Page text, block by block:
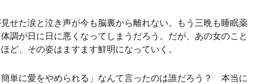
せた涙と泣き声が今も脳裏から離れない。もう三晩も睡眠薬
調が日に日に悪くなってしまうだろう。だが、あの女のこと
ど、その姿はますます鮮明になっていく。
単に愛をやめられる」なんて言ったのは誰だろう？　本当に